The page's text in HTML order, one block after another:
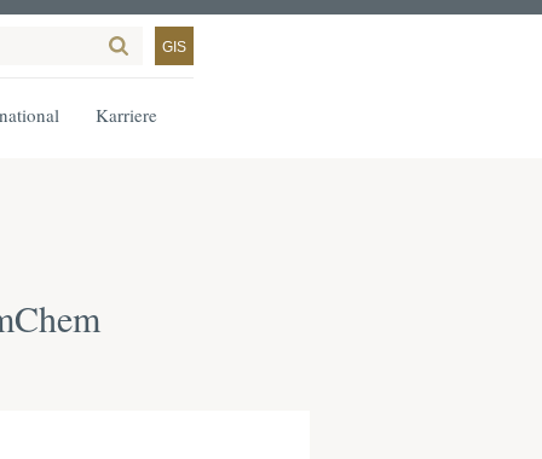
GIS
Karriere